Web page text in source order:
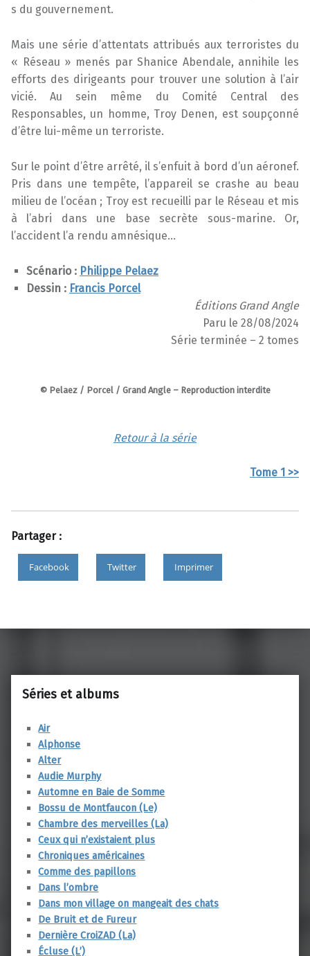
s du gouvernement.
Mais une série d’attentats attribués aux terroristes du
« Réseau » menés par Shanice Abendale, annihile les
efforts des dirigeants pour trouver une solution à l’air
vicié. Au sein même du Comité Central des
Responsables, un homme, Troy Denen, est soupçonné
d’être lui-même un terroriste.
Sur le point d’être arrêté, il s’enfuit à bord d’un aéronef.
Pris dans une tempête, l’appareil se crashe au beau
milieu de l’océan ; Troy est recueilli par le Réseau et mis
à l’abri dans une base secrète sous-marine. Or,
l’accident l’a rendu amnésique…
Scénario : Philippe Pelaez
Dessin : Francis Porcel
Éditions Grand Angle
Paru le 28/08/2024
Série terminée – 2 tomes
© Pelaez / Porcel / Grand Angle – Reproduction interdite
Retour à la série
Tome 1 >>
Partager :
Facebook Twitter Imprimer
Séries et albums
Air
Alphonse
Alter
Audie Murphy
Automne en Baie de Somme
Bossu de Montfaucon (Le)
Chambre des merveilles (La)
Ceux qui n’existaient plus
Chroniques américaines
Comme des papillons
Dans l’ombre
Dans mon village on mangeait des chats
De Bruit et de Fureur
Dernière CroiZAD (La)
Écluse (L’)